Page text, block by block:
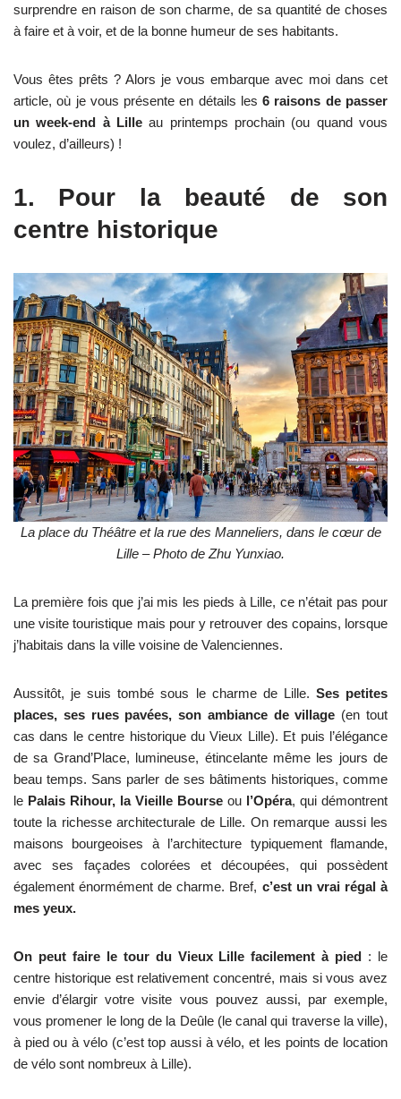
surprendre en raison de son charme, de sa quantité de choses
à faire et à voir, et de la bonne humeur de ses habitants.
Vous êtes prêts ? Alors je vous embarque avec moi dans cet
article, où je vous présente en détails les6 raisons de passer
un week-end à Lille au printemps prochain (ou quand vous
voulez, d’ailleurs) !
1. Pour la beauté de son
centre historique
La place du Théâtre et la rue des Manneliers, dans le cœur de
Lille – Photo de Zhu Yunxiao.
La première fois que j’ai mis les pieds à Lille, ce n’était pas pour
une visite touristique mais pour y retrouver des copains, lorsque
j’habitais dans la ville voisine de Valenciennes.
Aussitôt, je suis tombé sous le charme de Lille. Ses petites
places, ses rues pavées, son ambiance de village (en tout
cas dans le centre historique du Vieux Lille). Et puis l’élégance
de sa Grand’Place, lumineuse, étincelante même les jours de
beau temps. Sans parler de ses bâtiments historiques, comme
le Palais Rihour, la Vieille Bourse ou l’Opéra, qui démontrent
toute la richesse architecturale de Lille. On remarque aussi les
maisons bourgeoises à l’architecture typiquement flamande,
avec ses façades colorées et découpées, qui possèdent
également énormément de charme. Bref, c’est un vrai régal à
mes yeux.
On peut faire le tour du Vieux Lille facilement à pied : le
centre historique est relativement concentré, mais si vous avez
envie d’élargir votre visite vous pouvez aussi, par exemple,
vous promener le long de la Deûle (le canal qui traverse la ville),
à pied ou à vélo (c’est top aussi à vélo, et les points de location
de vélo sont nombreux à Lille).